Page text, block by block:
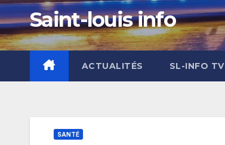
Saint-louis info
ACTUALITÉS SL-INFO TV
SANTÉ